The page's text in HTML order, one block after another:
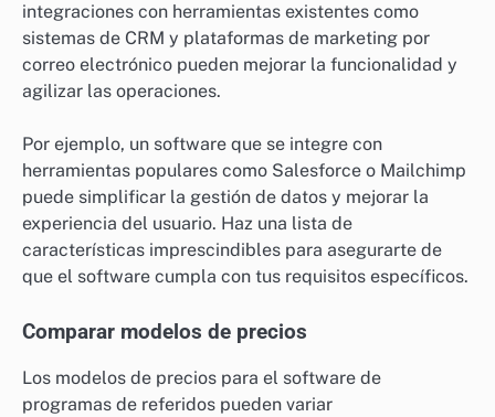
integraciones con herramientas existentes como
sistemas de CRM y plataformas de marketing por
correo electrónico pueden mejorar la funcionalidad y
agilizar las operaciones.
Por ejemplo, un software que se integre con
herramientas populares como Salesforce o Mailchimp
puede simplificar la gestión de datos y mejorar la
experiencia del usuario. Haz una lista de
características imprescindibles para asegurarte de
que el software cumpla con tus requisitos específicos.
Comparar modelos de precios
Los modelos de precios para el software de
programas de referidos pueden variar